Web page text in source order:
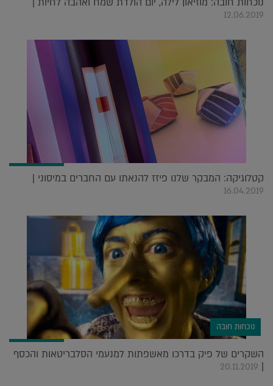
12.06.2019
קטלוגיקה: המבקר שלנו פיזז להנאתו עם החברים במיסוני |
16.04.2019
נוכחות חובה
השקרים של פיק בדרכו מאשפתות למנעמי הסלבריטאות והכסף
|
20.11.2019